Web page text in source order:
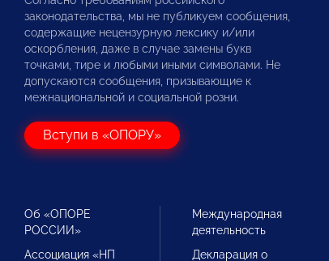
законодательства, мы не публикуем сообщения,
содержащие нецензурную лексику и/или
оскорбления, даже в случае замены букв
точками, тире и любыми иными символами. Не
допускаются сообщения, призывающие к
межнациональной и социальной розни.
Вступи в «ОПОРУ»
Об «ОПОРЕ
РОССИИ»
Ассоциация «НП
Международная
деятельность
Декларация о